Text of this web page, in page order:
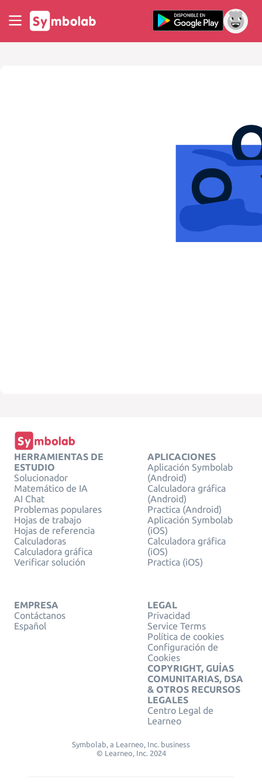
HERRAMIENTAS DE
ESTUDIO
Solucionador
Matemático de IA
AI Chat
Problemas populares
Hojas de trabajo
Hojas de referencia
Calculadoras
Calculadora gráfica
Verificar solución
APLICACIONES
Aplicación Symbolab
(Android)
Calculadora gráfica
(Android)
Practica (Android)
Aplicación Symbolab
(iOS)
Calculadora gráfica
(iOS)
Practica (iOS)
EMPRESA
Contáctanos
Español
LEGAL
Privacidad
Service Terms
Política de cookies
Configuración de
Cookies
COPYRIGHT, GUÍAS
COMUNITARIAS, DSA
& OTROS RECURSOS
LEGALES
Centro Legal de
Learneo
Symbolab, a Learneo, Inc. business
© Learneo, Inc. 2024